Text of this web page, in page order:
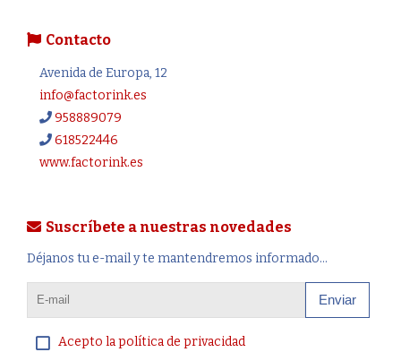
Contacto
Avenida de Europa, 12
info@factorink.es
958889079
618522446
www.factorink.es
Suscríbete a nuestras novedades
Déjanos tu e-mail y te mantendremos informado...
Enviar
Acepto la política de privacidad